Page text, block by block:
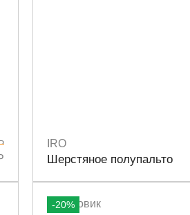
Размеры
IRO
Шерстяное полупальто
-20%